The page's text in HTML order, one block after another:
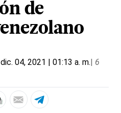
de
04, 2021 | 01:13 a. m.| 6